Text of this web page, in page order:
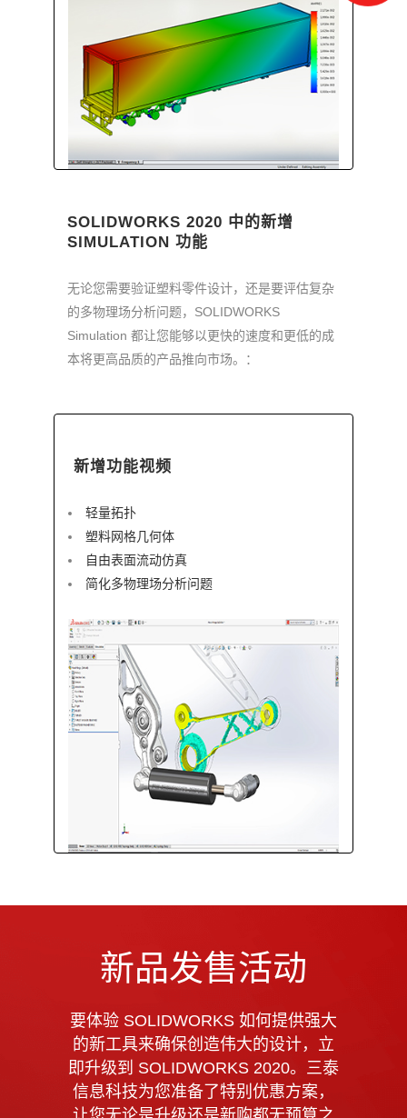
SOLIDWORKS 2020 中的新增
SIMULATION 功能
无论您需要验证塑料零件设计，还是要评估复杂
的多物理场分析问题，SOLIDWORKS
Simulation 都让您能够以更快的速度和更低的成
本将更高品质的产品推向市场。：
新增功能视频
轻量拓扑
塑料网格几何体
自由表面流动仿真
简化多物理场分析问题
新品发售活动
要体验 SOLIDWORKS 如何提供强大
的新工具来确保创造伟大的设计，立
即升级到 SOLIDWORKS 2020。三泰
信息科技为您准备了特别优惠方案，